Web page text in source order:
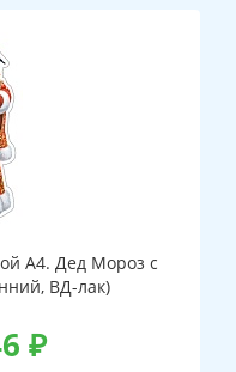
А4. Дед Мороз с
ВД-лак)
₽